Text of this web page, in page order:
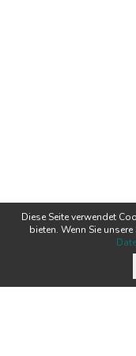
Diese Seite verwendet
bieten. Wenn Sie